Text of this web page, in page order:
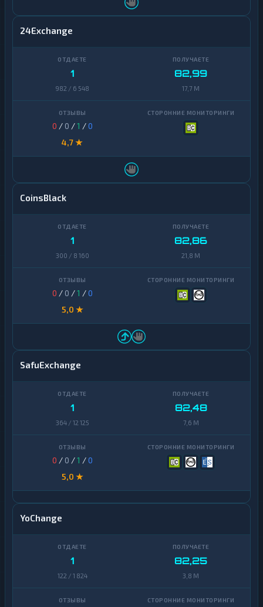
24Exchange
1
982 / 6 548
82,99
17,7 M
0 / 0 /1 /0
4,7 ★
CoinsBlack
1
300 / 8 160
82,86
21,8 M
0 / 0 /1 /0
5,0 ★
SafuExchange
1
364 / 12 125
82,48
7,6 M
0 / 0 /1 /0
5,0 ★
YoChange
1
122 / 1 824
82,25
3,8 M